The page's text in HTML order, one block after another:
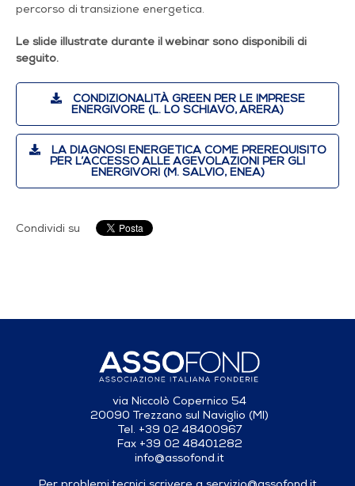
percorso di transizione energetica.
Le slide illustrate durante il webinar sono disponibili di
seguito.
CONDIZIONALITÀ GREEN PER LE IMPRESE
ENERGIVORE (L. LO SCHIAVO, ARERA)
LA DIAGNOSI ENERGETICA COME PREREQUISITO
PER L’ACCESSO ALLE AGEVOLAZIONI PER GLI
ENERGIVORI (M. SALVIO, ENEA)
Condividi su
via Niccolò Copernico 54
20090 Trezzano sul Naviglio (MI)
Tel. +39 02 48400967
Fax +39 02 48401282
info@assofond.it